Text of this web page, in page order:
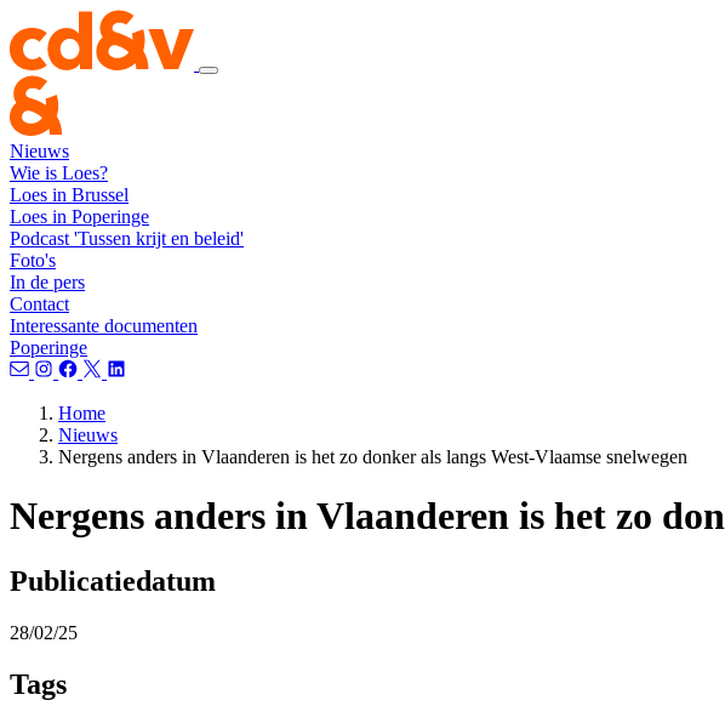
Nieuws
Wie is Loes?
Loes in Brussel
Loes in Poperinge
Podcast 'Tussen krijt en beleid'
Foto's
In de pers
Contact
Interessante documenten
Poperinge
Home
Nieuws
Nergens anders in Vlaanderen is het zo donker als langs West-Vlaamse snelwegen
Nergens anders in Vlaanderen is het zo
Publicatiedatum
28/02/25
Tags